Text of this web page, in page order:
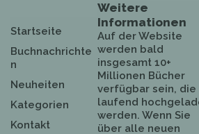
Startseite
Buchnachrichte
n
Neuheiten
Kategorien
Kontakt
Weitere
Informationen
Auf der Website
werden bald
insgesamt 10+
Millionen Bücher
verfügbar sein, die
laufend
werden. Wenn Sie
über alle neuen